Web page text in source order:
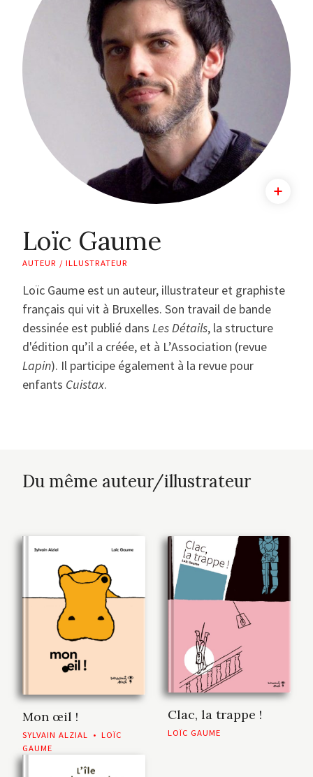
Loïc Gaume
AUTEUR / ILLUSTRATEUR
Loïc Gaume est un auteur, illustrateur et graphiste
français qui vit à Bruxelles. Son travail de bande
dessinée est publié dans Les Détails, la structure
d'édition qu’il a créée, et à L’Association (revue
Lapin). Il participe également à la revue pour
enfants Cuistax.
Du même auteur/illustrateur
Mon œil !
SYLVAIN ALZIAL • LOÏC
GAUME
Clac, la trappe !
LOÏC GAUME